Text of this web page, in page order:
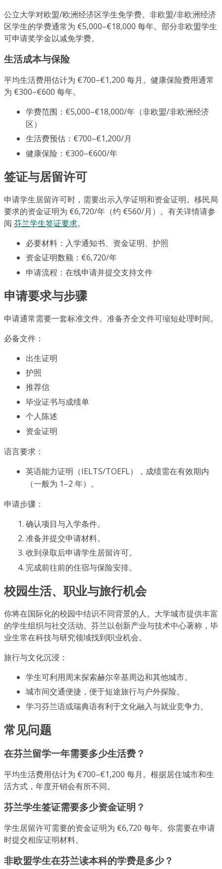
公立大学对欧盟/欧洲经济区学生免学费。非欧盟/非欧洲经济
区学生的学费通常为 €5,000–€18,000 每年。部分非欧盟学生
可申请奖学金以减免学费。
生活成本与保险
平均生活费用估计为 €700–€1,200 每月。健康保险费用通常
为 €300–€600 每年。
学费范围：€5,000–€18,000/年（非欧盟/非欧洲经济
区）
生活费预估：€700–€1,200/月
健康保险：€300–€600/年
签证与居留许可
申请学生居留许可时，需要出示入学证明和资金证明。移民局
要求的资金证明为 €6,720/年（约 €560/月）。有关详情请参
阅 芬兰学生签证要求。
必要材料：入学通知书、资金证明、护照
资金证明数额：€6,720/年
申请流程：在线申请并提交支持文件
申请要求与步骤
申请通常需要一套标准文件。准备齐全文件可缩短处理时间。
必备文件：
出生证明
护照
推荐信
毕业证书与成绩单
个人陈述
资金证明
语言要求：
英语能力证明（IELTS/TOEFL），成绩需在有效期内
（一般为 1–2 年）。
申请步骤：
确认项目与入学条件。
准备并提交申请材料。
收到录取后申请学生居留许可。
完成前往前的住宿与保险安排。
校园生活、职业与旅行机会
你将在国际化的校园中结识不同背景的人。大学城市提供丰富
的学生组织与社交活动。芬兰以创新产业与技术中心著称，毕
业生常在科技与研究领域找到职业机会。
旅行与文化沉浸：
学生可利用周末探索赫尔辛基周边和其他城市。
城市间交通便捷，便于短途旅行与户外探险。
学习芬兰语或瑞典语有利于文化融入与就业竞争力。
常见问题
在芬兰留学一年需要多少生活费？
平均生活费用估计为 €700–€1,200 每月。根据居住城市和生
活方式，年度开销会有所不同。
芬兰学生签证需要多少资金证明？
学生居留许可需要的资金证明为 €6,720 每年。你需要在申请
时提交相应证明材料。
非欧盟学生在芬兰读本科的学费是多少？